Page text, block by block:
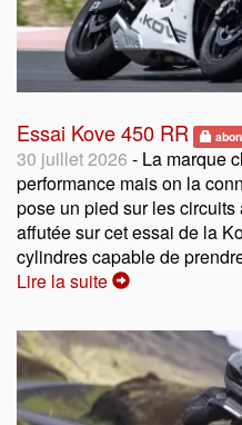
Essai Kove 450 RR
30 juillet 2026 - La marque
performance mais on la
pose un pied sur les
affutée sur cet essai de la
cylindres capable de
Lire la suite